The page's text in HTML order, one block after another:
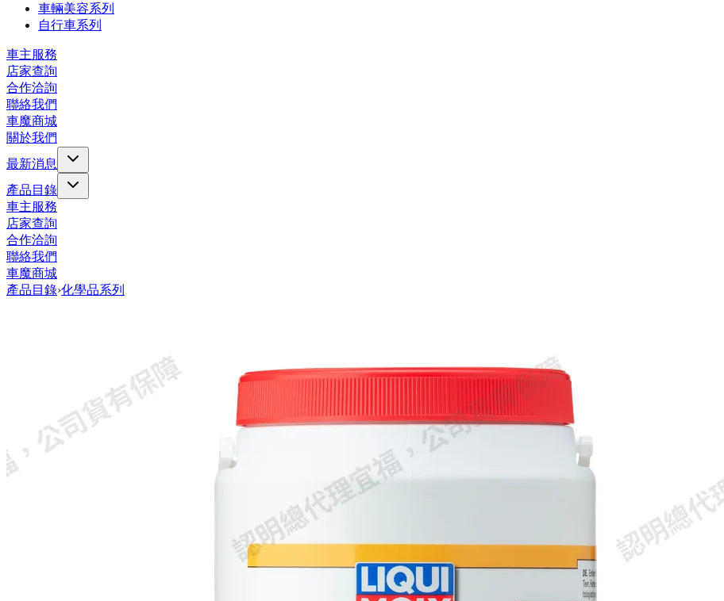
車輛美容系列
自行車系列
車主服務
店家查詢
合作洽詢
聯絡我們
車魔商城
關於我們
最新消息
產品目錄
車主服務
店家查詢
合作洽詢
聯絡我們
車魔商城
產品目錄›化學品系列